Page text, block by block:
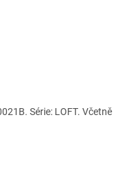
Série: LOFT. Včetně